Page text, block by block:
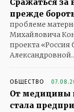
Сражаться за
прежде
проблеме
Михайловича
проекта «Россия
ОБЩЕСТВО
От медицины
стала